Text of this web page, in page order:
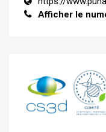
Afficher le